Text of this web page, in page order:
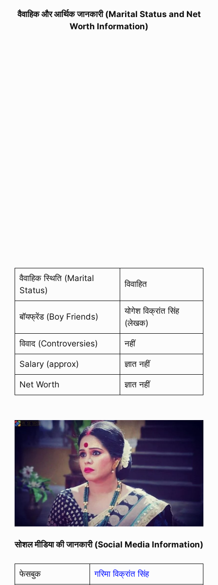
वैवाहिक और आर्थिक जानकारी (Marital Status and Net
Worth Information)
वैवाहिक स्थिति (Marital
Status)
विवाहित
बॉयफ्रेंड (Boy Friends)
योगेश विक्रांत सिंह
(लेखक)
विवाद (Controversies) नहीं
Salary (approx) ज्ञात नहीं
Net Worth ज्ञात नहीं
सोशल मीडिया की जानकारी (Social Media Information)
फेसबुक गरिमा विक्रांत सिंह